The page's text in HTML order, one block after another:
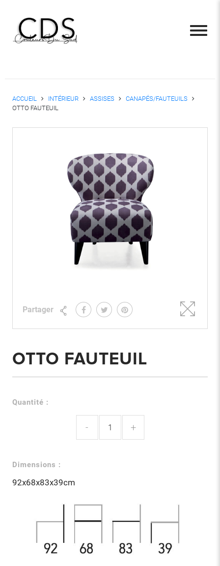
ACCUEIL INTÉRIEUR ASSISES
CANAPÉS/FAUTEUILS
OTTO FAUTEUIL
Partager
OTTO FAUTEUIL
Quantité :
- +
Dimensions :
92x68x83x39cm